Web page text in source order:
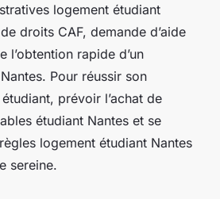
logement étudiant
droits CAF, demande d’aide
l’obtention rapide d’un
Pour réussir son
prévoir l’achat de
étudiant Nantes et se
logement étudiant Nantes
sereine.